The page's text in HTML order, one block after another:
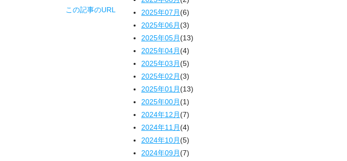
この記事のURL
2025年07月(6)
2025年06月(3)
2025年05月(13)
2025年04月(4)
2025年03月(5)
2025年02月(3)
2025年01月(13)
2025年00月(1)
2024年12月(7)
2024年11月(4)
2024年10月(5)
2024年09月(7)